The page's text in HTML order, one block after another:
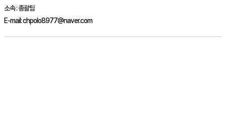
소속 :총괄팀
E-mail:chpolo8977@naver.com